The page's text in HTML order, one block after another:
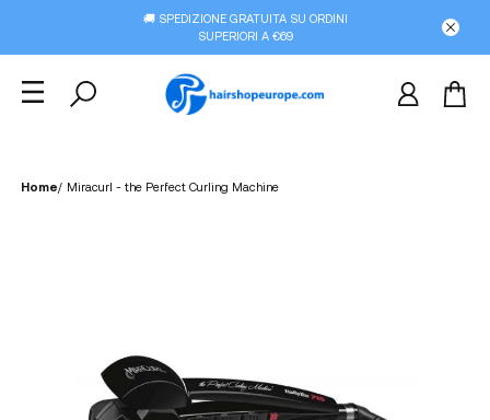
🚚 SPEDIZIONE GRATUITA SU ORDINI
SUPERIORI A €69
Home/ Miracurl - the Perfect Curling Machine